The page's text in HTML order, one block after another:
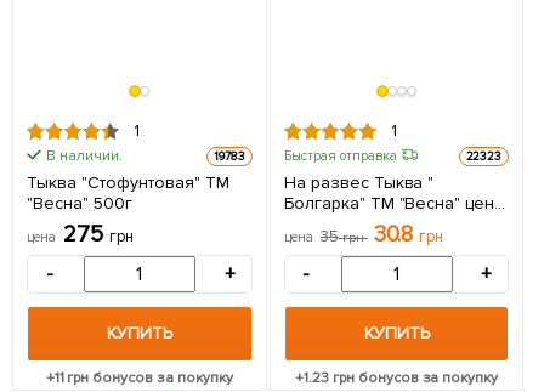
1
В наличии. 19783
Тыква "Стофунтовая" ТМ
"Весна" 500г
цена 275 грн
- +
КУПИТЬ
+11грн бонусов за покупку
1
Быстрая отправка 22323
На развес Тыква "
Болгарка" ТМ "Весна" цена
цена 35грн 30.8 грн
- +
КУПИТЬ
+1.23грн бонусов за покупку